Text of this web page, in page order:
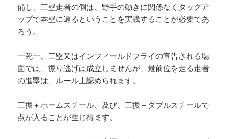
備し、三塁走者の側は、野手の動きに関係なくタッグア
ップで本塁に還るということを実践することが必要であ
ろう。
一死一、三塁又はインフィールドフライの宣告される場
面では、振り逃げは成立しませんが、最前位を走る走者
の進塁は、ルール上認められます。
三振＋ホームスチール、及び、三振＋ダブルスチールで
点が入ることが生じ得ます。